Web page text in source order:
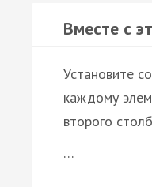
Вместе с
Установите
каждому
второго
…